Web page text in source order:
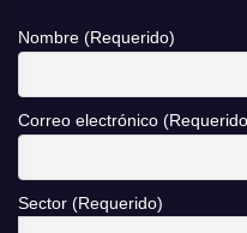
Nombre (Requerido)
Correo electrónico
Sector (Requerido)